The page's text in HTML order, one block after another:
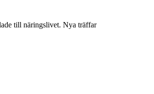
till näringslivet. Nya träffar